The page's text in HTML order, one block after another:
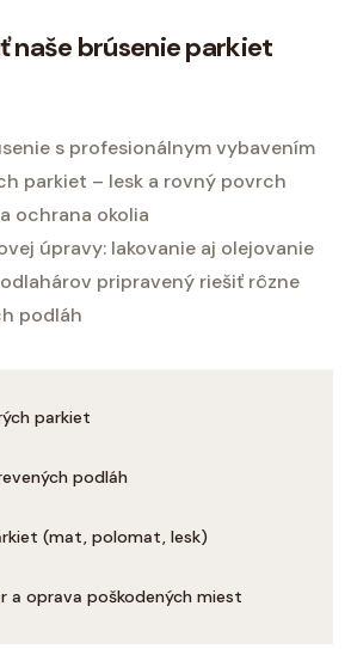
naše brúsenie parkiet
s profesionálnym vybavením
parkiet – lesk a rovný povrch
ochrana okolia
úpravy: lakovanie aj olejovanie
pripravený riešiť rôzne
podláh
parkiet
podláh
(mat, polomat, lesk)
a oprava poškodených miest